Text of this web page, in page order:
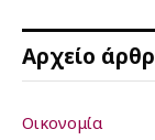
Αρχείο
Οικονομία